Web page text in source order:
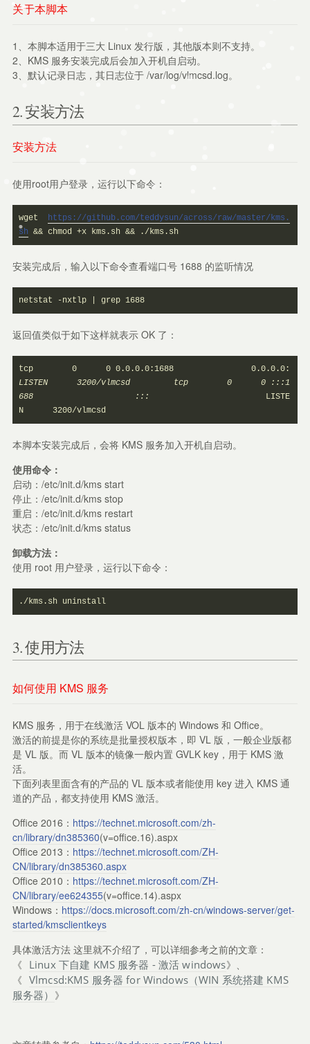
关于本脚本
1、本脚本适用于三大 Linux 发行版，其他版本则不支持。
2、KMS 服务安装完成后会加入开机自启动。
3、默认记录日志，其日志位于 /var/log/vlmcsd.log。
2. 安装方法
安装方法
使用root用户登录，运行以下命令：
wget https://github.com/teddysun/across/raw/master/kms.
sh && chmod +x kms.sh && ./kms.sh
安装完成后，输入以下命令查看端口号 1688 的监听情况
netstat -nxtlp | grep 1688
返回值类似于如下这样就表示 OK 了：
tcp        0      0 0.0.0.0:1688                0.0.0.0:
LISTEN      3200/vlmcsd         tcp        0      0 :::1
688                     :::
                        LISTE
N      3200/vlmcsd
本脚本安装完成后，会将 KMS 服务加入开机自启动。
使用命令：
启动：/etc/init.d/kms start
停止：/etc/init.d/kms stop
重启：/etc/init.d/kms restart
状态：/etc/init.d/kms status
卸载方法：
使用 root 用户登录，运行以下命令：
./kms.sh uninstall
3. 使用方法
如何使用 KMS 服务
KMS 服务，用于在线激活 VOL 版本的 Windows 和 Office。
激活的前提是你的系统是批量授权版本，即 VL 版，一般企业版都
是 VL 版。而 VL 版本的镜像一般内置 GVLK key，用于 KMS 激
活。
下面列表里面含有的产品的 VL 版本或者能使用 key 进入 KMS 通
道的产品，都支持使用 KMS 激活。
Office 2016： https://technet.microsoft.com/zh-
cn/library/dn385360(v=office.16).aspx
Office 2013： https://technet.microsoft.com/ZH-
CN/library/dn385360.aspx
Office 2010： https://technet.microsoft.com/ZH-
CN/library/ee624355(v=office.14).aspx
Windows： https://docs.microsoft.com/zh-cn/windows-server/get-
started/kmsclientkeys
具体激活方法 这里就不介绍了，可以详细参考之前的文章：
《 Linux 下自建 KMS 服务器 - 激活 windows》、
《 Vlmcsd:KMS 服务器 for Windows（WIN 系统搭建 KMS
服务器） 》